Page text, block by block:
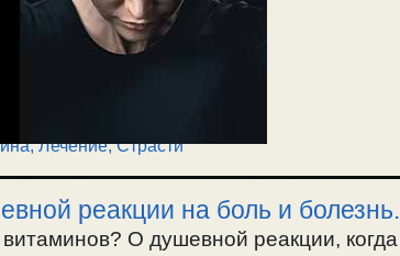
Лечение,Страсти
реакции на боль и болезнь.
О душевной реакции, когда